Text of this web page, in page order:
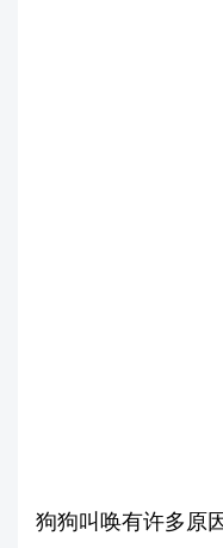
狗狗叫唤有许多原